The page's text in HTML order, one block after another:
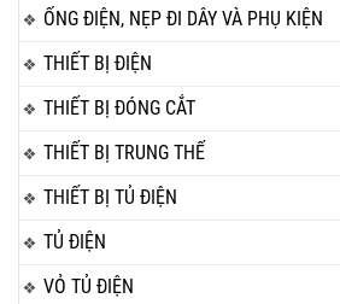
ỐNG ĐIỆN, NẸP ĐI DÂY VÀ PHỤ KIỆN
THIẾT BỊ ĐIỆN
THIẾT BỊ ĐÓNG CẮT
THIẾT BỊ TRUNG THẾ
THIẾT BỊ TỦ ĐIỆN
TỦ ĐIỆN
VỎ TỦ ĐIỆN